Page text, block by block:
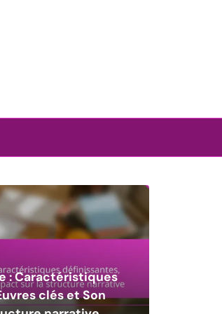
: Caractéristiques
clés et Son